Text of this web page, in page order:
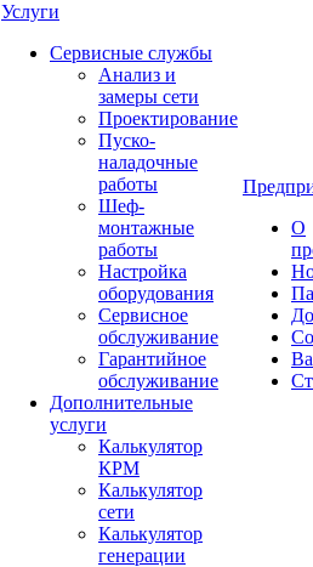
Услуги
Сервисные службы
Анализ и
замеры сети
Проектирование
Пуско-
наладочные
работы
Шеф-
монтажные
работы
Настройка
оборудования
Сервисное
обслуживание
Гарантийное
обслуживание
Дополнительные
услуги
Калькулятор
КРМ
Калькулятор
сети
Калькулятор
генерации
О